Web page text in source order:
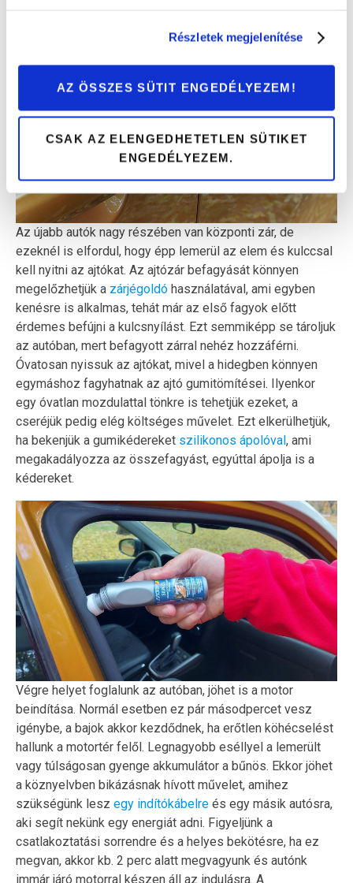
Részletek megjelenítése
AZ ÖSSZES SÜTIT ENGEDÉLYEZEM!
CSAK AZ ELENGEDHETETLEN SÜTIKET
ENGEDÉLYEZEM.
Az újabb autók nagy részében van központi zár, de
ezeknél is elfordul, hogy épp lemerül az elem és kulccsal
kell nyitni az ajtókat. Az ajtózár befagyását könnyen
megelőzhetjük a zárjégoldó használatával, ami egyben
kenésre is alkalmas, tehát már az első fagyok előtt
érdemes befújni a kulcsnyílást. Ezt semmiképp se tároljuk
az autóban, mert befagyott zárral nehéz hozzáférni.
Óvatosan nyissuk az ajtókat, mivel a hidegben könnyen
egymáshoz fagyhatnak az ajtó gumitömítései. Ilyenkor
egy óvatlan mozdulattal tönkre is tehetjük ezeket, a
cseréjük pedig elég költséges művelet. Ezt elkerülhetjük,
ha bekenjük a gumikédereket szilikonos ápolóval, ami
megakadályozza az összefagyást, egyúttal ápolja is a
kédereket.
Végre helyet foglalunk az autóban, jöhet is a motor
beindítása. Normál esetben ez pár másodpercet vesz
igénybe, a bajok akkor kezdődnek, ha erőtlen köhécselést
hallunk a motortér felől. Legnagyobb eséllyel a lemerült
vagy túlságosan gyenge akkumulátor a bűnös. Ekkor jöhet
a köznyelvben bikázásnak hívott művelet, amihez
szükségünk lesz egy indítókábelre és egy másik autósra,
aki segít nekünk egy energiát adni. Figyeljünk a
csatlakoztatási sorrendre és a helyes bekötésre, ha ez
megvan, akkor kb. 2 perc alatt megvagyunk és autónk
immár járó motorral készen áll az indulásra. A